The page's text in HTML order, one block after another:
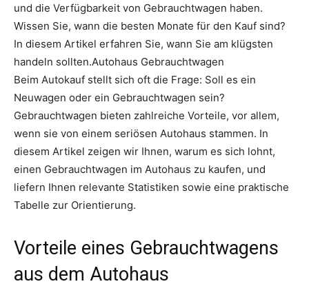
und die Verfügbarkeit von Gebrauchtwagen haben.
Wissen Sie, wann die besten Monate für den Kauf sind?
In diesem Artikel erfahren Sie, wann Sie am klügsten
handeln sollten.Autohaus Gebrauchtwagen
Beim Autokauf stellt sich oft die Frage: Soll es ein
Neuwagen oder ein Gebrauchtwagen sein?
Gebrauchtwagen bieten zahlreiche Vorteile, vor allem,
wenn sie von einem seriösen Autohaus stammen. In
diesem Artikel zeigen wir Ihnen, warum es sich lohnt,
einen Gebrauchtwagen im Autohaus zu kaufen, und
liefern Ihnen relevante Statistiken sowie eine praktische
Tabelle zur Orientierung.
Vorteile eines Gebrauchtwagens
aus dem Autohaus